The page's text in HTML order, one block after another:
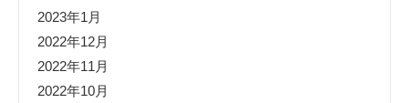
2023年1月
2022年12月
2022年11月
2022年10月